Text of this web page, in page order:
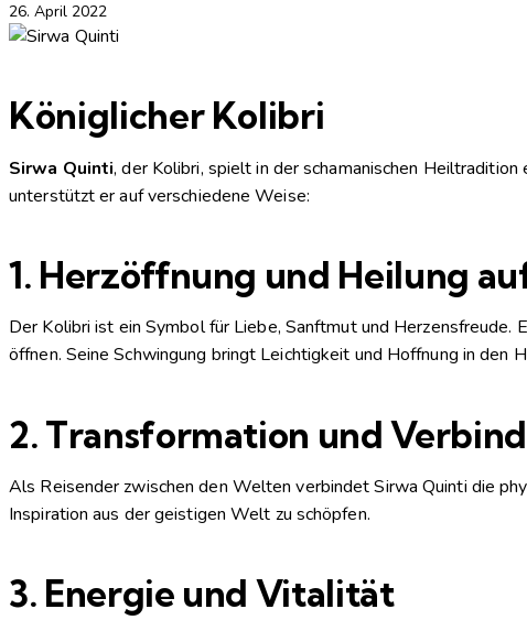
26. April 2022
Königlicher Kolibri
Sirwa Quinti, der Kolibri, spielt in der schamanischen
unterstützt er auf verschiedene Weise:
1. Herzöffnung und Heilung
Der Kolibri ist ein Symbol für Liebe, Sanftmut und Herzensfreude.
öffnen. Seine Schwingung bringt Leichtigkeit und Hoffnung in den
2. Transformation und
Als Reisender zwischen den Welten verbindet Sirwa Quinti die
Inspiration aus der geistigen Welt zu schöpfen.
3. Energie und Vitalität